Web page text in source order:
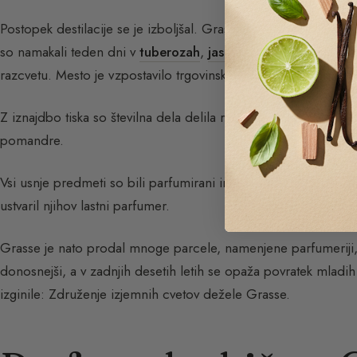
Postopek destilacije se je izboljšal. Grasse se je specializiral
so namakali teden dni v tuberozah, jasminu ali
razcvetu. Mesto je vzpostavilo trgovinske stike z Genovo in
Z iznajdbo tiska so številna dela delila recepte za cvetne
pomandre.
Vsi usnje predmeti so bili parfumirani in vsaka plemiška
ustvaril njihov lastni parfumer.
Grasse je nato prodal mnoge parcele, namenjene
donosnejši, a v zadnjih desetih letih se opaža povratek
izginile: Združenje izjemnih cvetov dežele Grasse.